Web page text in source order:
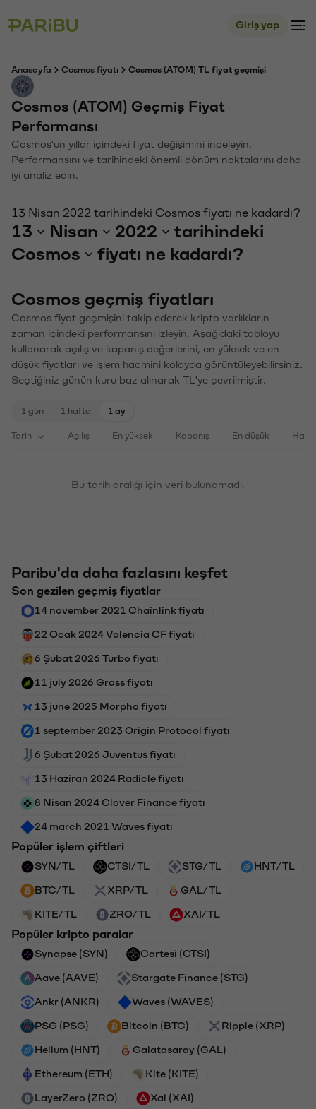
Giriş yap
Anasayfa Cosmos fiyatı Cosmos (ATOM) TL fiyat geçmişi
Cosmos (ATOM) Geçmiş Fiyat
Performansı
Cosmos'un yıllar içindeki fiyat değişimini inceleyin.
Performansını ve tarihindeki önemli dönüm noktalarını daha
iyi analiz edin.
13 Nisan 2022 tarihindeki Cosmos fiyatı ne kadardı?
13 Nisan 2022
tarihindeki
Cosmos
fiyatı ne kadardı?
Cosmos geçmiş fiyatları
Cosmos fiyat geçmişini takip ederek kripto varlıkların
zaman içindeki performansını izleyin. Aşağıdaki tabloyu
kullanarak açılış ve kapanış değerlerini, en yüksek ve en
düşük fiyatları ve işlem hacmini kolayca görüntüleyebilirsiniz.
Seçtiğiniz günün kuru baz alınarak TL'ye çevrilmiştir.
1 gün 1 hafta 1 ay
Tarih Açılış En yüksek Kapanış En düşük
Bu tarih aralığı için veri bulunamadı.
Paribu'da daha fazlasını keşfet
Son gezilen geçmiş fiyatlar
14 november 2021 Chainlink fiyatı
22 Ocak 2024 Valencia CF fiyatı
6 Şubat 2026 Turbo fiyatı
11 july 2026 Grass fiyatı
13 june 2025 Morpho fiyatı
1 september 2023 Origin Protocol fiyatı
6 Şubat 2026 Juventus fiyatı
13 Haziran 2024 Radicle fiyatı
8 Nisan 2024 Clover Finance fiyatı
24 march 2021 Waves fiyatı
Popüler işlem çiftleri
SYN/TL CTSI/TL STG/TL HNT/TL
BTC/TL XRP/TL GAL/TL
KITE/TL ZRO/TL XAI/TL
Popüler kripto paralar
Synapse (SYN) Cartesi (CTSI)
Aave (AAVE) Stargate Finance (STG)
Ankr (ANKR) Waves (WAVES)
PSG (PSG) Bitcoin (BTC) Ripple (XRP)
Helium (HNT) Galatasaray (GAL)
Ethereum (ETH) Kite (KITE)
LayerZero (ZRO) Xai (XAI)